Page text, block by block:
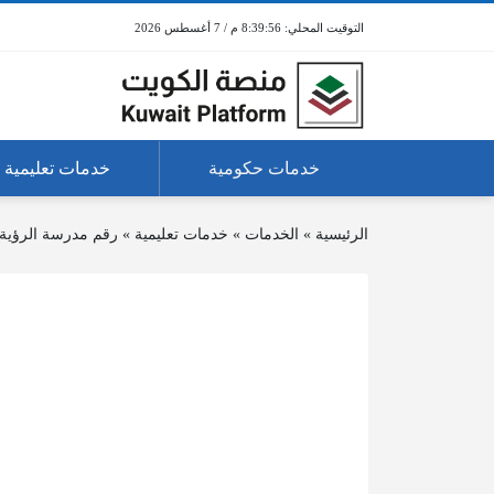
8:39:56 م / 7 أغسطس 2026
خدمات حكومية خدمات تعليمية
الرئيسية » الخدمات » خدمات تعليمية » رقم مدرسة الرؤية